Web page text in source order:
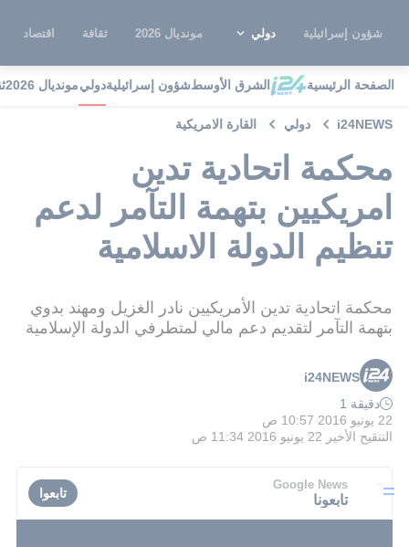
شؤون إسرائيلية دولي مونديال 2026 ثقافة اقتصاد
الصفحة الرئيسية الشرق الأوسطشؤون إسرائيليةدوليمونديال 2026
i24NEWS دولي القارة الامريكية
محكمة اتحادية تدين
امريكيين بتهمة التآمر لدعم
تنظيم الدولة الاسلامية
محكمة اتحادية تدين الأمريكيين نادر الغزيل ومهند بدوي
بتهمة التآمر لتقديم دعم مالي لمتطرفي الدولة الإسلامية
i24NEWS
دقيقة 1
22 يونيو 2016 10:57 ص
التنقيح الأخير 22 يونيو 2016 11:34 ص
Google News
تابعونا تابعوا